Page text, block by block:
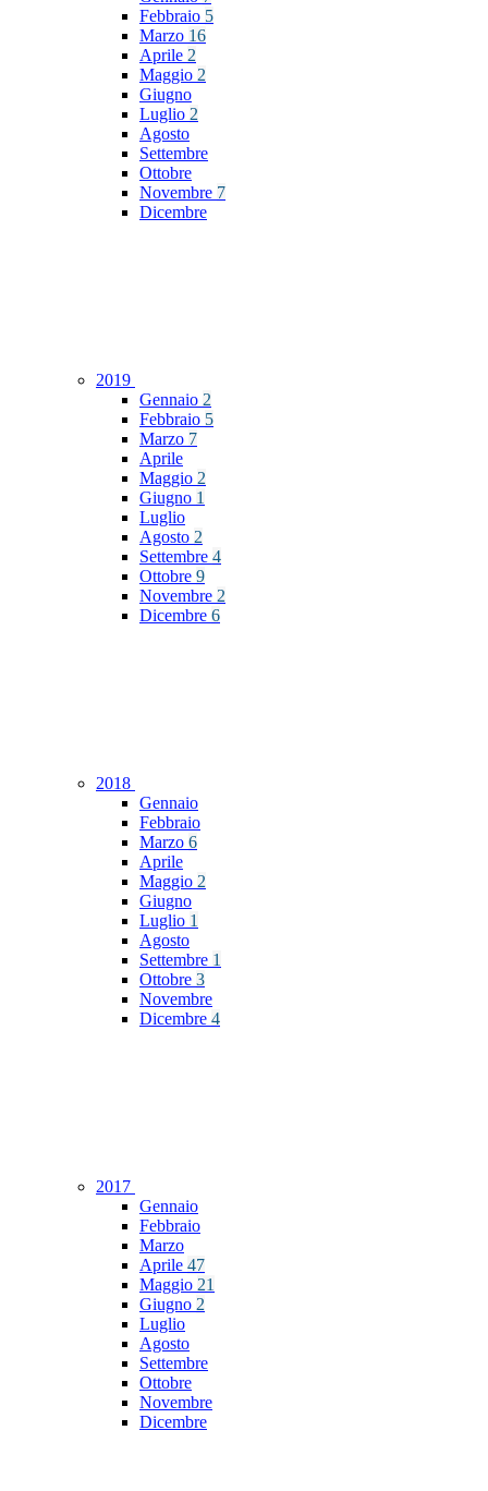
Febbraio 5
Marzo 16
Aprile 2
Maggio 2
Giugno
Luglio 2
Agosto
Settembre
Ottobre
Novembre 7
Dicembre
2019
Gennaio 2
Febbraio 5
Marzo 7
Aprile
Maggio 2
Giugno 1
Luglio
Agosto 2
Settembre 4
Ottobre 9
Novembre 2
Dicembre 6
2018
Gennaio
Febbraio
Marzo 6
Aprile
Maggio 2
Giugno
Luglio 1
Agosto
Settembre 1
Ottobre 3
Novembre
Dicembre 4
2017
Gennaio
Febbraio
Marzo
Aprile 47
Maggio 21
Giugno 2
Luglio
Agosto
Settembre
Ottobre
Novembre
Dicembre